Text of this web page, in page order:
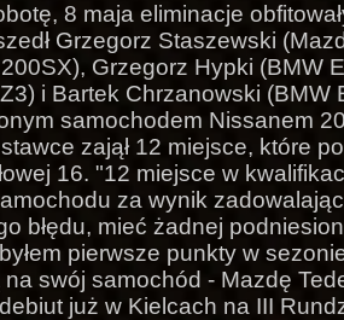
8 maja eliminacje
Grzegorz Staszewski
Grzegorz Hypki (BMW
i Bartek Chrzanowski (BMW
samochodem Nissanem
zajął 12 miejsce, które
16. "12 miejsce w
za wynik
błędu, mieć żadnej
pierwsze punkty w
swój samochód - Mazdę
już w Kielcach na III